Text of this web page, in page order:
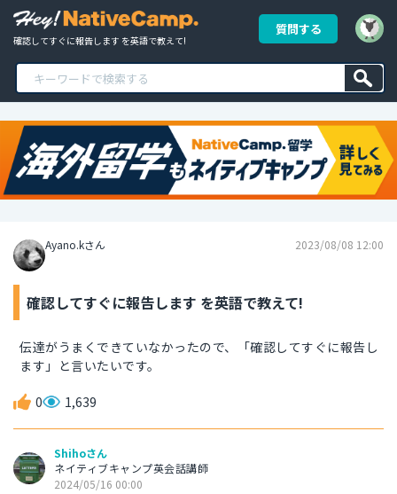
確認してすぐに報告します を英語で教えて!
質問する
Ayano.kさん 2023/08/08 12:00
確認してすぐに報告します を英語で教えて!
伝達がうまくできていなかったので、「確認してすぐに報告し
ます」と言いたいです。
0 1,639
Shihoさん
ネイティブキャンプ英会話講師
2024/05/16 00:00